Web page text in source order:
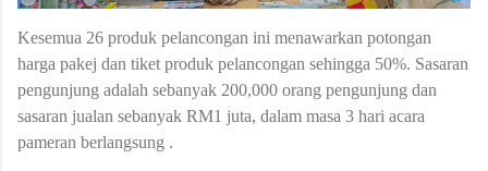
Kesemua 26 produk pelancongan ini menawarkan potongan
harga pakej dan tiket produk pelancongan sehingga 50%. Sasaran
pengunjung adalah sebanyak 200,000 orang pengunjung dan
sasaran jualan sebanyak RM1 juta, dalam masa 3 hari acara
pameran berlangsung .